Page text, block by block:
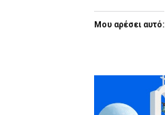
Μου αρέσει αυτό: